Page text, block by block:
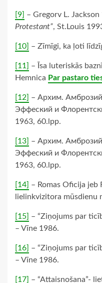
[9] – Gregorv L. Jackson
Protestant”, St.Louis
[10] – Zīmīgi, ka ļoti
[11] – Īsa luteriskās
Hemnica Par pastaro
[12] – Архим.
Эффеский и
1963, 60.lpp.
[13] – Архим.
Эффеский и
1963, 60.lpp.
[14] – Romas Oficija jeb
lielinkvizitora mūsdienu
[15] – “Ziņojums par
– Vīne 1986.
[16] – “Ziņojums par
– Vīne 1986.
[17] – “Attaisnošana”-